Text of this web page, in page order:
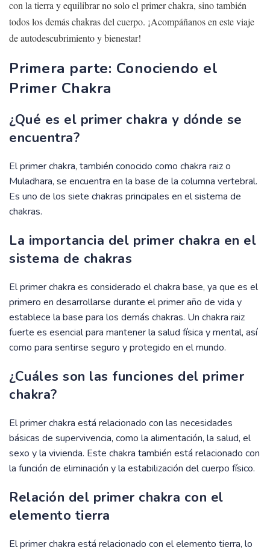
con la tierra y equilibrar no solo el primer chakra, sino también
todos los demás chakras del cuerpo. ¡Acompáñanos en este viaje
de autodescubrimiento y bienestar!
Primera parte: Conociendo el
Primer Chakra
¿Qué es el primer chakra y dónde se
encuentra?
El primer chakra, también conocido como chakra raiz o
Muladhara, se encuentra en la base de la columna vertebral.
Es uno de los siete chakras principales en el sistema de
chakras.
La importancia del primer chakra en el
sistema de chakras
El primer chakra es considerado el chakra base, ya que es el
primero en desarrollarse durante el primer año de vida y
establece la base para los demás chakras. Un chakra raiz
fuerte es esencial para mantener la salud física y mental, así
como para sentirse seguro y protegido en el mundo.
¿Cuáles son las funciones del primer
chakra?
El primer chakra está relacionado con las necesidades
básicas de supervivencia, como la alimentación, la salud, el
sexo y la vivienda. Este chakra también está relacionado con
la función de eliminación y la estabilización del cuerpo físico.
Relación del primer chakra con el
elemento tierra
El primer chakra está relacionado con el elemento tierra, lo